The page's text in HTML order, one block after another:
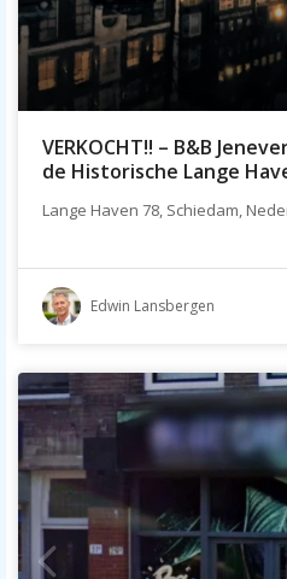
VERKOCHT!! – B&B
de Historische Lange
Lange Haven 78, Schiedam,
Edwin Lansbergen